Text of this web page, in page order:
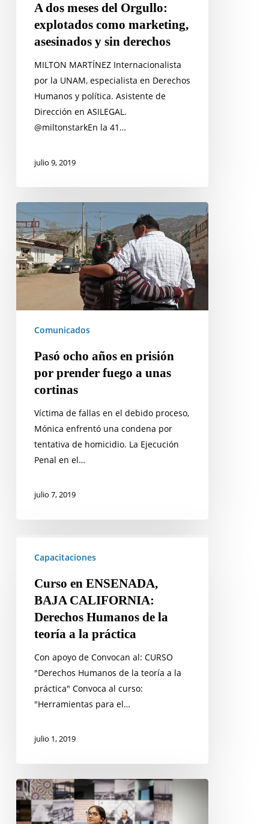
derechos
A dos meses del Orgullo:
explotados como marketing,
asesinados y sin derechos
MILTON MARTÍNEZ Internacionalista
por la UNAM, especialista en Derechos
Humanos y política. Asistente de
Dirección en ASILEGAL.
@miltonstarkEn la 41…
julio 9, 2019
Pasó
ocho
años
en
prisión
prender
unas
Comunicados
Pasó ocho años en prisión
por prender fuego a unas
cortinas
Víctima de fallas en el debido proceso,
Mónica enfrentó una condena por
tentativa de homicidio. La Ejecución
Penal en el…
julio 7, 2019
CALIFORNIA:
Derechos
Humanos
Capacitaciones
Curso en ENSENADA,
BAJA CALIFORNIA:
Derechos Humanos de la
teoría a la práctica
Con apoyo de Convocan al: CURSO
"Derechos Humanos de la teoría a la
práctica" Convoca al curso:
"Herramientas para el…
julio 1, 2019
Curso
en
ENSENADA,